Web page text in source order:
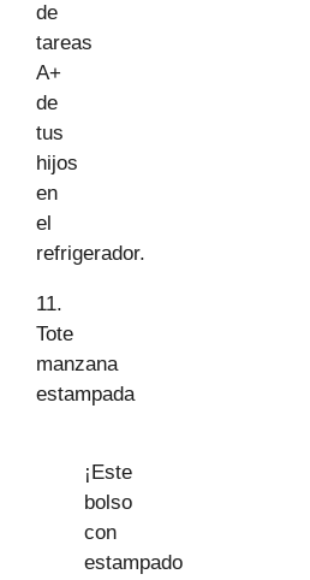
de
tareas
A+
de
tus
hijos
en
el
refrigerador.
11.
Tote
manzana
estampada
¡Este
bolso
con
estampado